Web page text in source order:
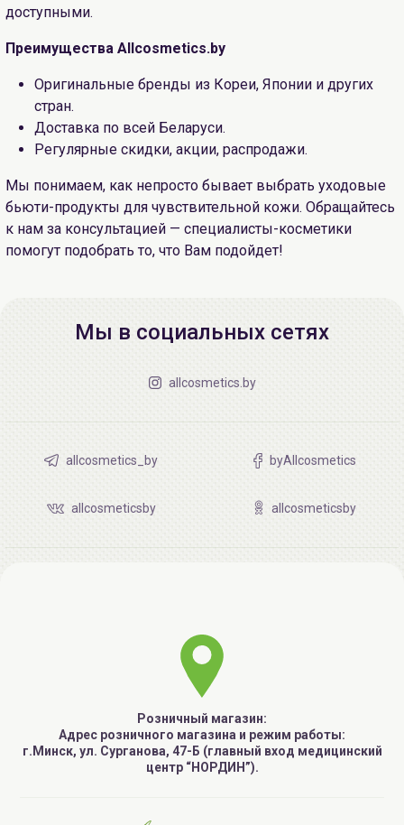
доступными.
Преимущества Allcosmetics.by
Оригинальные бренды из Кореи, Японии и других
стран.
Доставка по всей Беларуси.
Регулярные скидки, акции, распродажи.
Мы понимаем, как непросто бывает выбрать уходовые
бьюти-продукты для чувствительной кожи. Обращайтесь
к нам за консультацией — специалисты-косметики
помогут подобрать то, что Вам подойдет!
Мы в социальных сетях
allcosmetics.by
allcosmetics_by byAllcosmetics
allcosmeticsby allcosmeticsby
Розничный магазин:
Адрес розничного магазина и режим работы:
г.Минск, ул. Сурганова, 47-Б (главный вход медицинский
центр “НОРДИН”).